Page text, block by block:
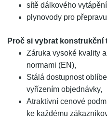
sítě dálkového vytápění
plynovody pro
Proč si vybrat konstrukční
Záruka vysoké kvality
normami (EN),
Stálá dostupnost
vyřízením objednávky,
Atraktivní cenové
ke každému